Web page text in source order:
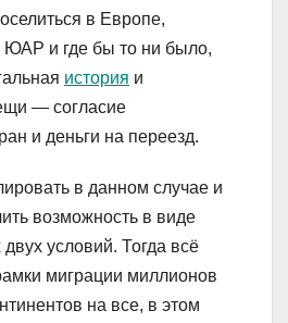
в Европе,
ЮАР и где бы то ни было,
история и
— согласие
и деньги на переезд.
в данном случае и
возможность в виде
условий. Тогда всё
миграции миллионов
на все, в этом